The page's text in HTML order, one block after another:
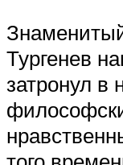
Тургенев
затронул в